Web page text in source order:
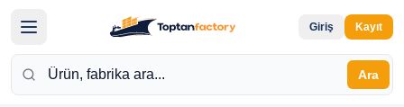
Giriş Kayıt
Ara